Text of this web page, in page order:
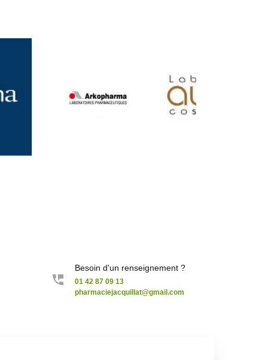
Besoin d'un renseignement ?
01 42 87 09 13
pharmaciejacquillat@gmail.com